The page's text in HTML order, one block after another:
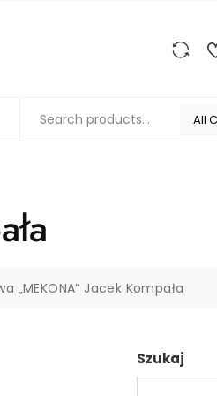
„MEKONA” Jacek Kompała
Szukaj